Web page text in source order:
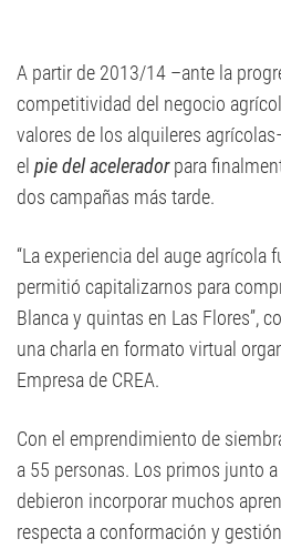
A partir de 2013/14 –ante la
competitividad del negocio
valores de los alquileres
el pie del aceleradorpara
dos campañas más tarde.
“La experiencia del auge agrícola
permitió capitalizarnos para
Blanca y quintas en Las Flores”,
una charla en formato virtual
Empresa de CREA.
Con el emprendimiento de
a 55 personas. Los primos junto
debieron incorporar muchos
respecta a conformación y